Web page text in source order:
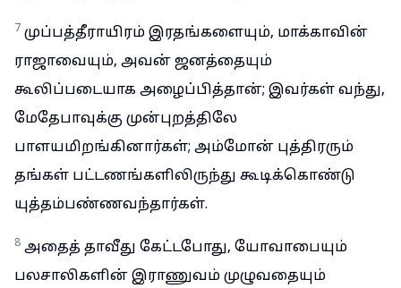
7 முப்பத்தீராயிரம் இரதங்களையும், மாக்காவின்
ராஜாவையும், அவன் ஜனத்தையும்
கூலிப்படையாக அழைப்பித்தான்; இவர்கள் வந்து,
மேதேபாவுக்கு முன்புறத்திலே
பாளயமிறங்கினார்கள்; அம்மோன் புத்திரரும்
தங்கள் பட்டணங்களிலிருந்து கூடிக்கொண்டு
யுத்தம்பண்ணவந்தார்கள்.
8 அதைத் தாவீது கேட்டபோது, யோவாபையும்
பலசாலிகளின் இராணுவம் முழுவதையும்